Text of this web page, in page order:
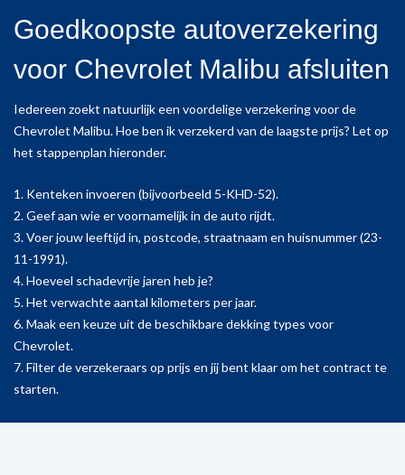
Goedkoopste autoverzekering
voor Chevrolet Malibu afsluiten
Iedereen zoekt natuurlijk een voordelige verzekering voor de
Chevrolet Malibu. Hoe ben ik verzekerd van de laagste prijs? Let op
het stappenplan hieronder.
1. Kenteken invoeren (bijvoorbeeld 5-KHD-52).
2. Geef aan wie er voornamelijk in de auto rijdt.
3. Voer jouw leeftijd in, postcode, straatnaam en huisnummer (23-
11-1991).
4. Hoeveel schadevrije jaren heb je?
5. Het verwachte aantal kilometers per jaar.
6. Maak een keuze uit de beschikbare dekking types voor
Chevrolet.
7. Filter de verzekeraars op prijs en jij bent klaar om het contract te
starten.